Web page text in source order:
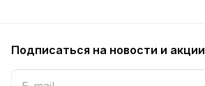
Подписаться на новости и акции